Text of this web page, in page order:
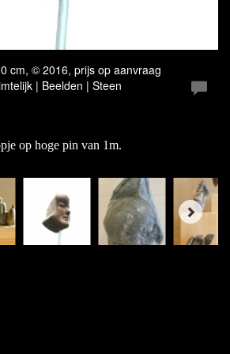
cm, © 2016, prijs op aanvraag
| Beelden | Steen
op hoge pin van 1m.